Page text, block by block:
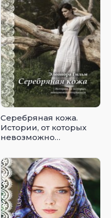
Серебряная кожа.
Истории, от которых
невозможно